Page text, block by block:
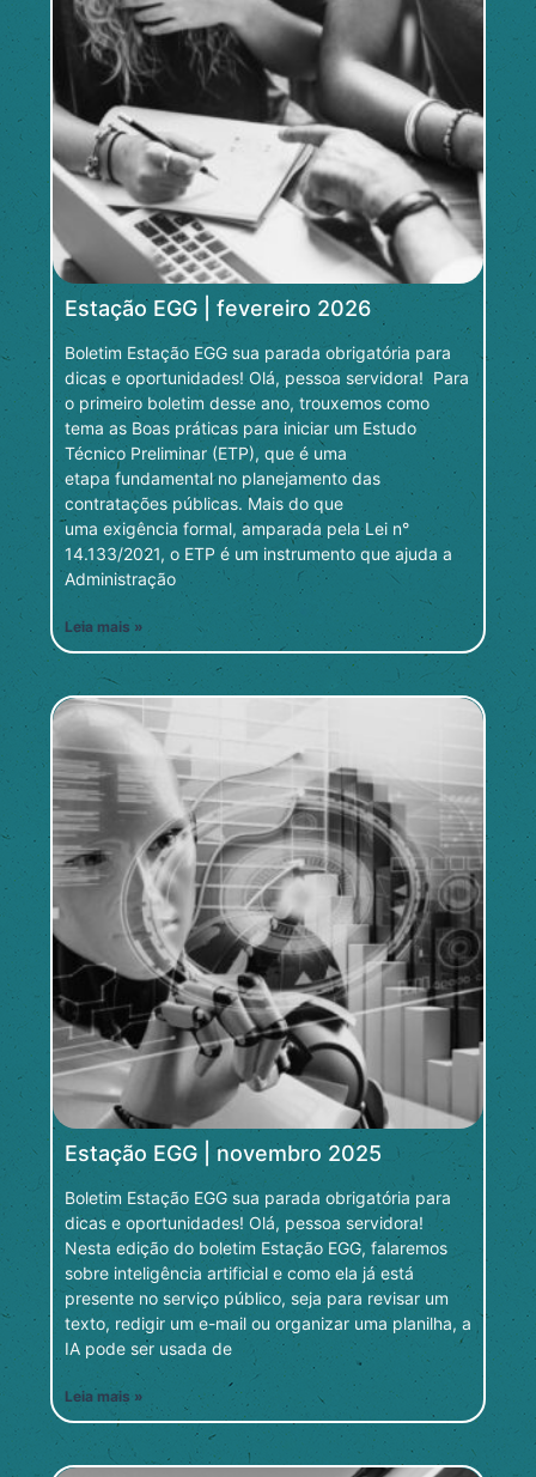
Estação EGG | fevereiro 2026
Boletim Estação EGG sua parada obrigatória para
dicas e oportunidades! Olá, pessoa servidora! Para
o primeiro boletim desse ano, trouxemos como
tema as Boas práticas para iniciar um Estudo
Técnico Preliminar (ETP), que é uma
etapa fundamental no planejamento das
contratações públicas. Mais do que
uma exigência formal, amparada pela Lei n°
14.133/2021, o ETP é um instrumento que ajuda a
Administração
Leia mais »
Estação EGG | novembro 2025
Boletim Estação EGG sua parada obrigatória para
dicas e oportunidades! Olá, pessoa servidora!
Nesta edição do boletim Estação EGG, falaremos
sobre inteligência artificial e como ela já está
presente no serviço público, seja para revisar um
texto, redigir um e-mail ou organizar uma planilha, a
IA pode ser usada de
Leia mais »